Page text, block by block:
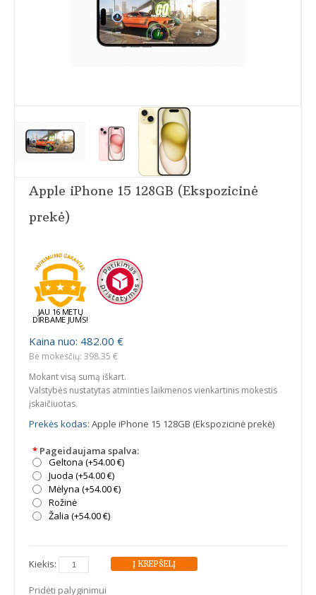
Apple iPhone 15 128GB (Ekspozicinė
prekė)
JAU 16 METŲ
DIRBAME JUMS!
Kaina nuo: 482.00 €
Be mokesčių: 398.35 €
Mokant visą sumą iškart.
Valstybės nustatytas atminties laikmenos vienkartinis mokestis
įskaičiuotas.
Prekės kodas: Apple iPhone 15 128GB (Ekspozicinė prekė)
* Pageidaujama spalva:
Geltona (+54.00 €)
Juoda (+54.00 €)
Mėlyna (+54.00 €)
Rožinė
Žalia (+54.00 €)
Kiekis:
Pridėti palyginimui